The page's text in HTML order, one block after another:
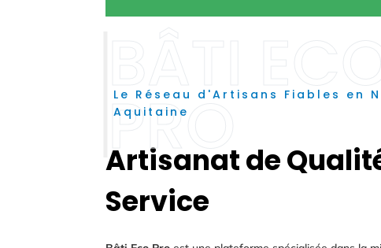
Le Réseau d'Artisans Fiables en
Aquitaine
Artisanat de
Service